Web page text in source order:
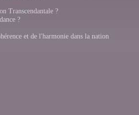
Transcendantale ?
?
et de l'harmonie dans la nation